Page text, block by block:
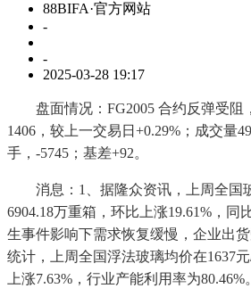
88BIFA·官方网站
-
-
2025-03-28 19:17
盘面情况：FG2005 合约反弹受阻
1406，较上一交易日+0.29%；成交量
手，-5745；基差+92。
消息：1、据隆众资讯，上周全国
6904.18万重箱，环比上涨19.61%，同
生事件影响下需求恢复缓慢，企业出
统计，上周全国浮法玻璃均价在1637
上涨7.63%，行业产能利用率为80.46%。